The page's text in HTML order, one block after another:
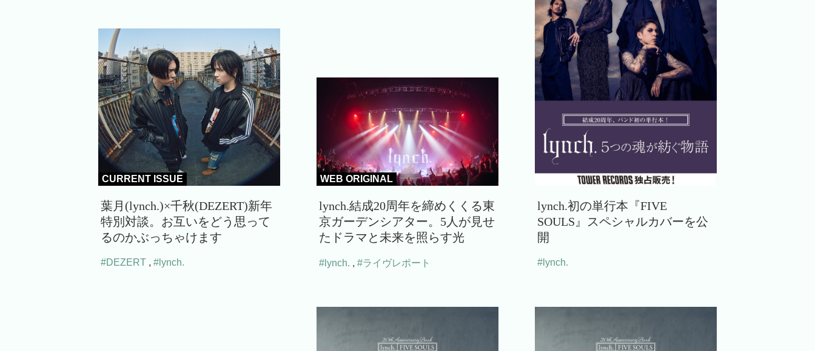
CURRENT ISSUE
葉月(lynch.)×千秋(DEZERT)新年
特別対談。お互いをどう思って
るのかぶっちゃけます
#DEZERT , #lynch.
WEB ORIGINAL
lynch.結成20周年を締めくくる東
京ガーデンシアター。5人が見せ
たドラマと未来を照らす光
#lynch. , #ライヴレポート
lynch.初の単行本『FIVE
SOULS』スペシャルカバーを公
開
#lynch.